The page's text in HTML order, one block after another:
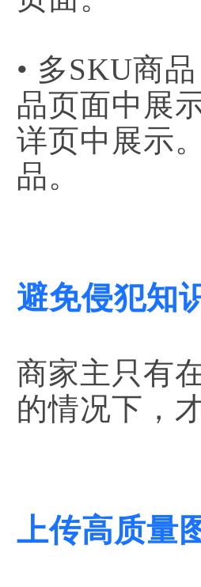
• 多SKU商
品页面中展
详页中展示
品。
避免侵犯知
商家主只有
的情况下，
上传高质量